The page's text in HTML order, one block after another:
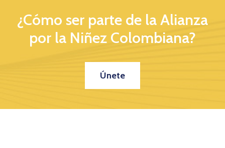
¿Cómo ser parte de la Alianza
por la Niñez Colombiana?
Únete